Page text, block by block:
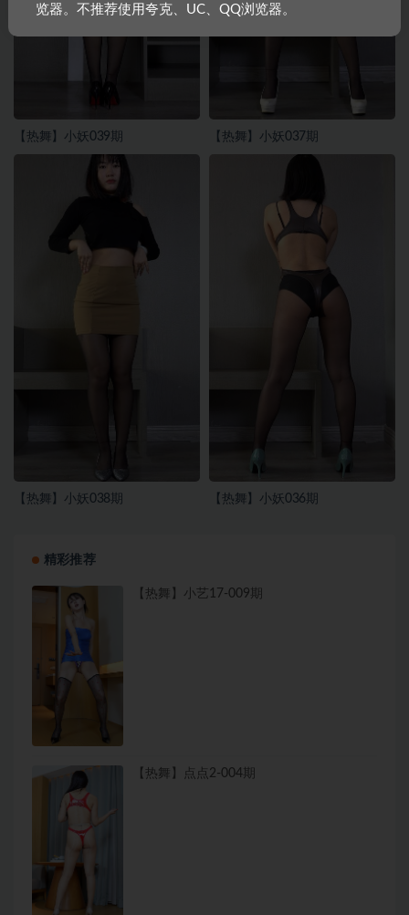
【热舞】小妖039期 【热舞】小妖037期
【热舞】小妖038期 【热舞】小妖036期
精彩推荐
【热舞】小艺17-009期
【热舞】点点2-004期
览器。不推荐使用夸克、UC、QQ浏览器。